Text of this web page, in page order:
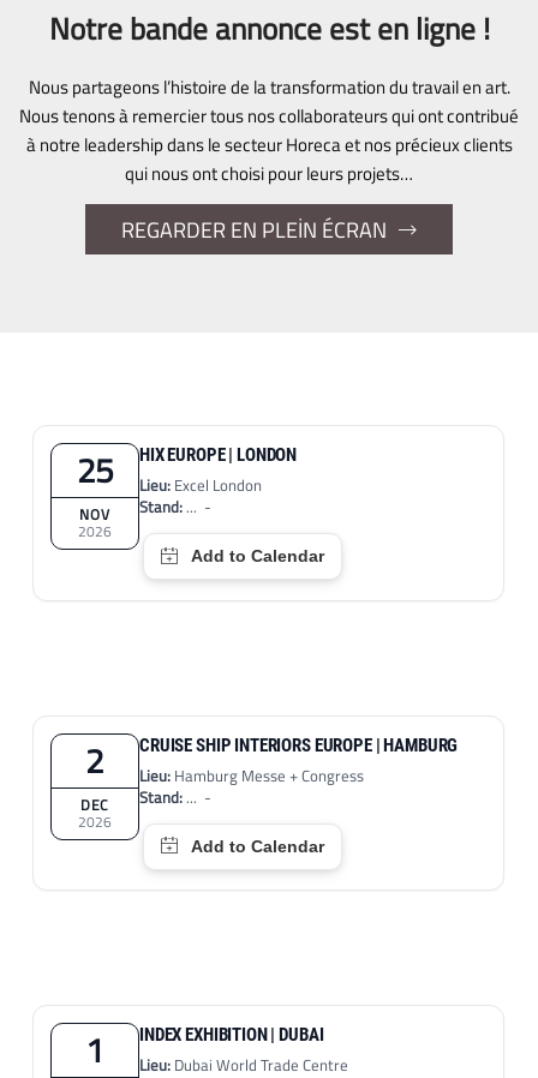
Notre bande annonce est en ligne !
Nous partageons l’histoire de la transformation du travail en art.
Nous tenons à remercier tous nos collaborateurs qui ont contribué
à notre leadership dans le secteur Horeca et nos précieux clients
qui nous ont choisi pour leurs projets…
REGARDER EN PLEİN ÉCRAN
25
NOV
2026
HIX EUROPE | LONDON
Lieu: Excel London
Stand: ... -
2
DEC
2026
CRUISE SHIP INTERIORS EUROPE | HAMBURG
Lieu: Hamburg Messe + Congress
Stand: ... -
1 INDEX EXHIBITION | DUBAI
Lieu: Dubai World Trade Centre